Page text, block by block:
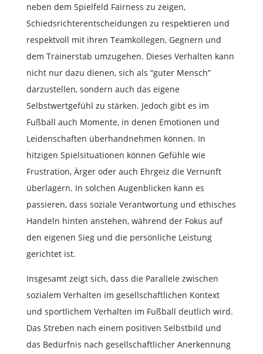
neben dem Spielfeld Fairness zu zeigen,
Schiedsrichterentscheidungen zu respektieren und
respektvoll mit ihren Teamkollegen, Gegnern und
dem Trainerstab umzugehen. Dieses Verhalten kann
nicht nur dazu dienen, sich als “guter Mensch”
darzustellen, sondern auch das eigene
Selbstwertgefühl zu stärken. Jedoch gibt es im
Fußball auch Momente, in denen Emotionen und
Leidenschaften überhandnehmen können. In
hitzigen Spielsituationen können Gefühle wie
Frustration, Ärger oder auch Ehrgeiz die Vernunft
überlagern. In solchen Augenblicken kann es
passieren, dass soziale Verantwortung und ethisches
Handeln hinten anstehen, während der Fokus auf
den eigenen Sieg und die persönliche Leistung
gerichtet ist.
Insgesamt zeigt sich, dass die Parallele zwischen
sozialem Verhalten im gesellschaftlichen Kontext
und sportlichem Verhalten im Fußball deutlich wird.
Das Streben nach einem positiven Selbstbild und
das Bedürfnis nach gesellschaftlicher Anerkennung